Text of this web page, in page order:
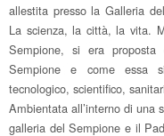
allestita presso la Galleria
La scienza, la città, la vita.
Sempione, si era proposta
Sempione e come essa
tecnologico, scientifico,
Ambientata all’interno di una
galleria del Sempione e il